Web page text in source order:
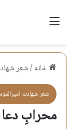
منو
خانه/شعر
شعر شهادت
محرابِ دعا